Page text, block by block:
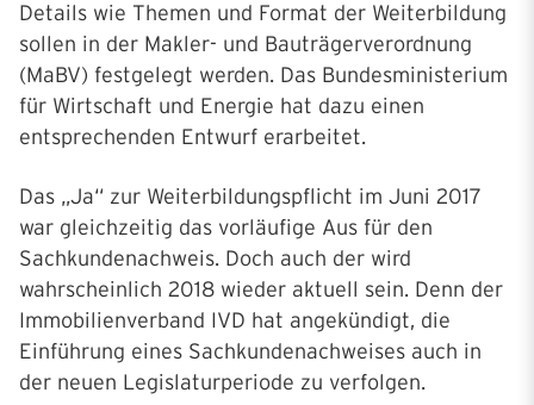
Details wie Themen und Format der Weiterbildung
sollen in der Makler- und Bauträgerverordnung
(MaBV) festgelegt werden. Das Bundesministerium
für Wirtschaft und Energie hat dazu einen
entsprechenden Entwurf erarbeitet.
Das „Ja“ zur Weiterbildungspflicht im Juni 2017
war gleichzeitig das vorläufige Aus für den
Sachkundenachweis. Doch auch der wird
wahrscheinlich 2018 wieder aktuell sein. Denn der
Immobilienverband IVD hat angekündigt, die
Einführung eines Sachkundenachweises auch in
der neuen Legislaturperiode zu verfolgen.